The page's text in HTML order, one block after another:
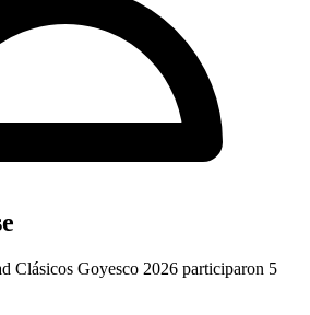
Clásicos Goyesco 2026 participaron 5